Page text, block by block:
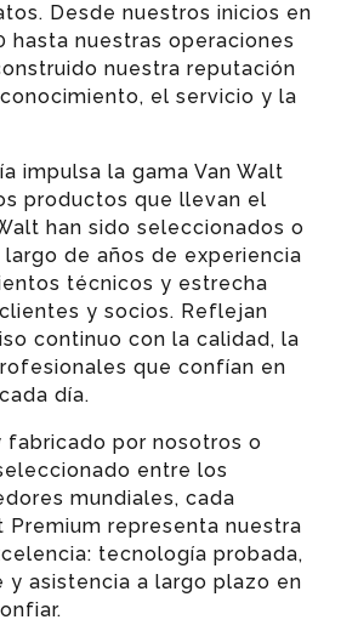
Desde nuestros inicios en
hasta nuestras operaciones
nuestra reputación
el servicio y la
impulsa la gama Van Walt
productos que llevan el
han sido seleccionados o
de años de experiencia
técnicos y estrecha
y socios. Reflejan
continuo con la calidad, la
que confían en
día.
fabricado por nosotros o
entre los
mundiales, cada
Premium representa nuestra
tecnología probada,
asistencia a largo plazo en